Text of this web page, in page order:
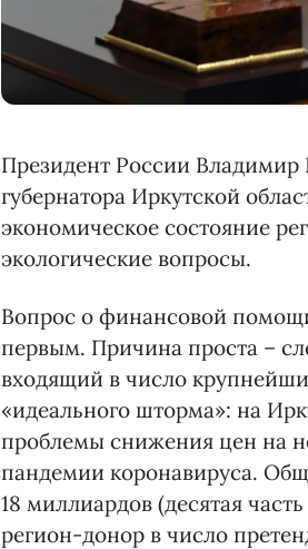
Президент России Владимир
губернатора Иркутской
экономическое состояние
экологические вопросы.
Вопрос о финансовой
первым. Причина проста –
входящий в число
«идеального шторма»: на
проблемы снижения цен на
пандемии коронавируса.
18 миллиардов (десятая
регион-донор в число